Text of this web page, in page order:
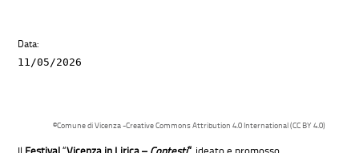
Data:
11/05/2026
©Comune di Vicenza -Creative Commons Attribution 4.0 International (CC BY 4.0)